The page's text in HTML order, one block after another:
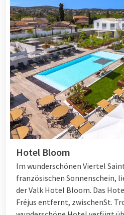
Hotel Bloom
Im wunderschönen Viertel
französischen Sonnenschein,
der Valk Hotel Bloom. Das
Fréjus entfernt, zwischenSt.